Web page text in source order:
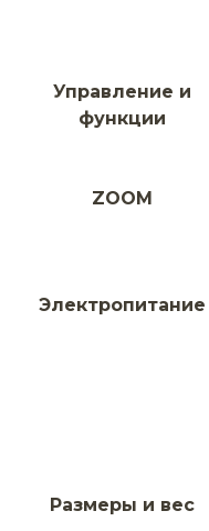
Управление и
функции
ZOOM
Электропитание
Размеры и вес